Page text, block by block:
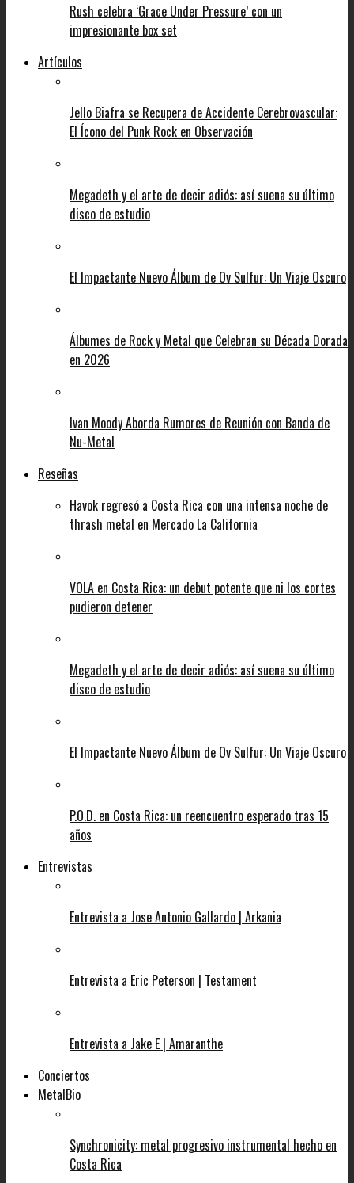
Rush celebra ‘Grace Under Pressure’ con un
impresionante box set
Artículos
Jello Biafra se Recupera de Accidente Cerebrovascular:
El Ícono del Punk Rock en Observación
Megadeth y el arte de decir adiós: así suena su último
disco de estudio
El Impactante Nuevo Álbum de Ov Sulfur: Un Viaje Oscuro
Álbumes de Rock y Metal que Celebran su Década Dorada
en 2026
Ivan Moody Aborda Rumores de Reunión con Banda de
Nu-Metal
Reseñas
Havok regresó a Costa Rica con una intensa noche de
thrash metal en Mercado La California
VOLA en Costa Rica: un debut potente que ni los cortes
pudieron detener
Megadeth y el arte de decir adiós: así suena su último
disco de estudio
El Impactante Nuevo Álbum de Ov Sulfur: Un Viaje Oscuro
P.O.D. en Costa Rica: un reencuentro esperado tras 15
años
Entrevistas
Entrevista a Jose Antonio Gallardo | Arkania
Entrevista a Eric Peterson | Testament
Entrevista a Jake E | Amaranthe
Conciertos
MetalBio
Synchronicity: metal progresivo instrumental hecho en
Costa Rica